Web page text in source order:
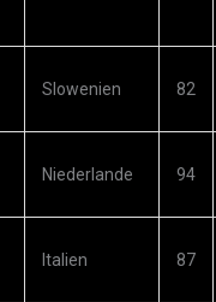
Slowenien 82
Niederlande 94
Italien 87